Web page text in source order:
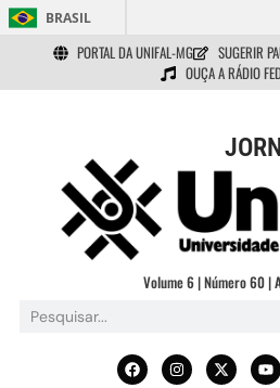
BRASIL
PORTAL DA UNIFAL-MG SUGERIR
OUÇA A RÁDIO
Volume 6 | Número 60 |